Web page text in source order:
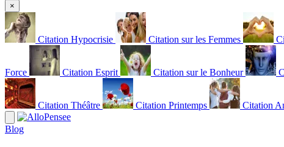
×
Citation Hypocrisie Citation sur les Femmes
Force Citation Esprit Citation sur le Bonheur
Citation Théâtre Citation Printemps Citation
Blog